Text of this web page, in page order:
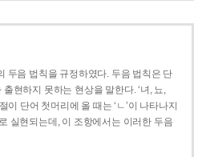
두음 법칙을 규정하였다. 두음 법칙은 단
현하지 못하는 현상을 말한다. ‘녀, 뇨,
이 단어 첫머리에 올 때는 ‘ㄴ’이 나타나지
실현되는데, 이 조항에서는 이러한 두음